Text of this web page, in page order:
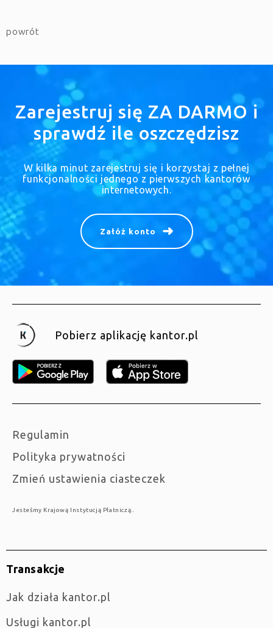
powrót
Zarejestruj się ZA DARMO i
sprawdź ile oszczędzisz
W kilka minut zarejestruj się i korzystaj z pełnej
funkcjonalności jednego z pierwszych kantorów
internetowych.
Załóż konto
Pobierz aplikację kantor.pl
Regulamin
Polityka prywatności
Zmień ustawienia ciasteczek
Jesteśmy Krajową Instytucją Płatniczą..
Transakcje
jak działa kantor.pl
Usługi kantor.pl